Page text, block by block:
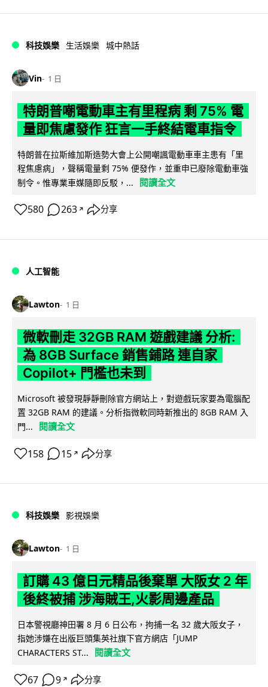
科技娛樂 生活娛樂 城中熱話
Vin 1 日
特朗普嘲電動車主有里程病 剩 75% 電
量即焦慮發作 狂言一手終結電車指令
特朗普在拉斯維加斯造勢大會上公開嘲諷電動車車主患有「里
程焦慮病」，聲稱電量剩 75% 便發作，並重申已廢除電動車強
制令。惟專業車媒隨即反駁，...
閱讀全文
580 263 ↗ 分享
人工智能
Lawton 1 日
微軟刪走 32GB RAM 遊戲建議 分析:
為 8GB Surface 銷售鋪路 連自家
Copilot+ 門檻也未到
Microsoft 被發現靜靜刪除官方網站上，對遊戲玩家要為電腦配
置 32GB RAM 的建議。分析指微軟同時新推出的 8GB RAM 入
門...
閱讀全文
158 15 ↗ 分享
科技娛樂 影視娛樂
Lawton 1 日
訂購 43 億日元精品後棄單 大阪女 2 年
後終被捕 涉海賊王,火影周邊產品
日本警視廳神田署 8 月 6 日公布，拘捕一名 32 歲大阪女子，
指她涉嫌在出版巨頭集英社旗下官方網店「JUMP
CHARACTERS ST...
閱讀全文
67 9 ↗ 分享